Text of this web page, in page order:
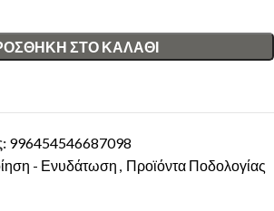
ΣΤΟ ΚΑΛΆΘΙ
996454546687098
- Ενυδάτωση , Προϊόντα Ποδολογίας